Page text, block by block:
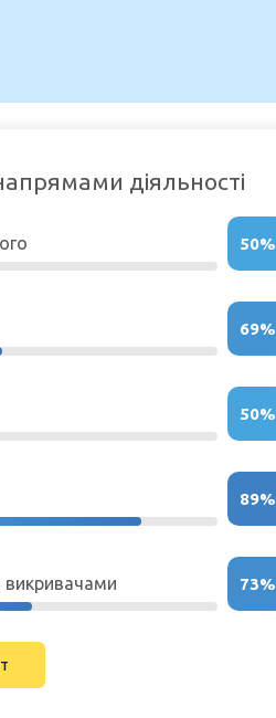
діяльності
50%
69%
50%
89%
73%
викривачами